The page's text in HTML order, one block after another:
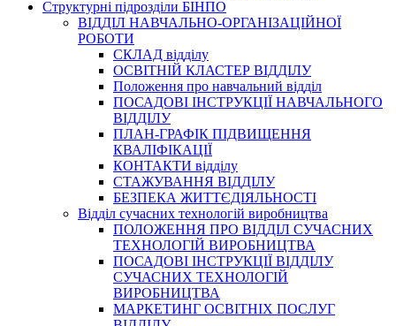
Структурні підрозділи БІНПО
ВІДДІЛ НАВЧАЛЬНО-ОРГАНІЗАЦІЙНОЇ
РОБОТИ
СКЛАД відділу
ОСВІТНІЙ КЛАСТЕР ВІДДІЛУ
Положення про навчальний вiддiл
ПОСАДОВІ ІНСТРУКЦІЇ НАВЧАЛЬНОГО
ВІДДІЛУ
ПЛАН-ГРАФІК ПІДВИЩЕННЯ
КВАЛІФІКАЦІЇ
КОНТАКТИ відділу
СТАЖУВАННЯ ВІДДІЛУ
БЕЗПЕКА ЖИТТЄДІЯЛЬНОСТІ
Відділ сучасних технологій виробництва
ПОЛОЖЕННЯ ПРО ВІДДІЛ СУЧАСНИХ
ТЕХНОЛОГІЙ ВИРОБНИЦТВА
ПОСАДОВІ ІНСТРУКЦІЇ ВІДДІЛУ
СУЧАСНИХ ТЕХНОЛОГІЙ
ВИРОБНИЦТВА
МАРКЕТИНГ ОСВІТНІХ ПОСЛУГ